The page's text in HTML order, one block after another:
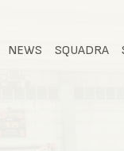
NEWS SQUADRA